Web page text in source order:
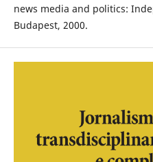
news media and politics:
Budapest, 2000.